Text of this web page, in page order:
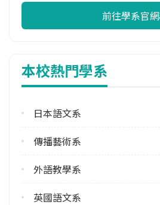
113學年度上學期
113學年度下學期
1
修輔系人數
3
113學年度下學期
前往學系官網
本校熱門學系
日本語文系
傳播藝術系
外語教學系
英國語文系